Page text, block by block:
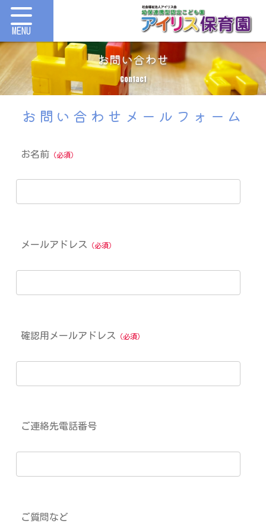
お問い合わせ
Contact
お問い合わせメールフォーム
お名前 （必須）
メールアドレス （必須）
確認用メールアドレス （必須）
ご連絡先電話番号
ご質問など